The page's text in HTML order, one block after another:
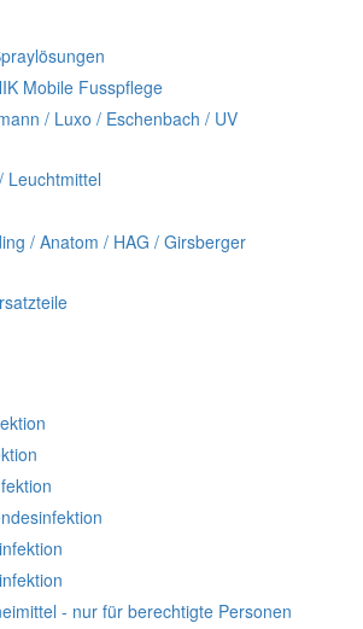
Mobile Fusspflege
/ Luxo / Eschenbach / UV
Leuchtmittel
/ Anatom / HAG / Girsberger
- nur für berechtigte Personen